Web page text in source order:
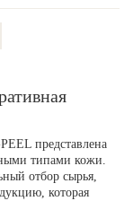
представлена
типами кожи.
отбор сырья,
которая